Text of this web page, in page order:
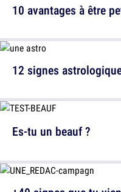
10 avantages à être
12 signes
Es-tu un beauf ?